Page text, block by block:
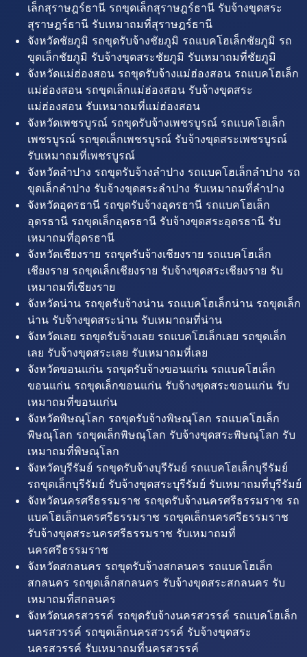
เล็กสุราษฎร์ธานี รถขุดเล็กสุราษฎร์ธานี รับจ้างขุดสระ
สุราษฎร์ธานี รับเหมาถมที่สุราษฎร์ธานี
จังหวัดชัยภูมิ รถขุดรับจ้างชัยภูมิ รถแบคโฮเล็กชัยภูมิ รถ
ขุดเล็กชัยภูมิ รับจ้างขุดสระชัยภูมิ รับเหมาถมที่ชัยภูมิ
จังหวัดแม่ฮ่องสอน รถขุดรับจ้างแม่ฮ่องสอน รถแบคโฮเล็ก
แม่ฮ่องสอน รถขุดเล็กแม่ฮ่องสอน รับจ้างขุดสระ
แม่ฮ่องสอน รับเหมาถมที่แม่ฮ่องสอน
จังหวัดเพชรบูรณ์ รถขุดรับจ้างเพชรบูรณ์ รถแบคโฮเล็ก
เพชรบูรณ์ รถขุดเล็กเพชรบูรณ์ รับจ้างขุดสระเพชรบูรณ์
รับเหมาถมที่เพชรบูรณ์
จังหวัดลำปาง รถขุดรับจ้างลำปาง รถแบคโฮเล็กลำปาง รถ
ขุดเล็กลำปาง รับจ้างขุดสระลำปาง รับเหมาถมที่ลำปาง
จังหวัดอุดรธานี รถขุดรับจ้างอุดรธานี รถแบคโฮเล็ก
อุดรธานี รถขุดเล็กอุดรธานี รับจ้างขุดสระอุดรธานี รับ
เหมาถมที่อุดรธานี
จังหวัดเชียงราย รถขุดรับจ้างเชียงราย รถแบคโฮเล็ก
เชียงราย รถขุดเล็กเชียงราย รับจ้างขุดสระเชียงราย รับ
เหมาถมที่เชียงราย
จังหวัดน่าน รถขุดรับจ้างน่าน รถแบคโฮเล็กน่าน รถขุดเล็ก
น่าน รับจ้างขุดสระน่าน รับเหมาถมที่น่าน
จังหวัดเลย รถขุดรับจ้างเลย รถแบคโฮเล็กเลย รถขุดเล็ก
เลย รับจ้างขุดสระเลย รับเหมาถมที่เลย
จังหวัดขอนแก่น รถขุดรับจ้างขอนแก่น รถแบคโฮเล็ก
ขอนแก่น รถขุดเล็กขอนแก่น รับจ้างขุดสระขอนแก่น รับ
เหมาถมที่ขอนแก่น
จังหวัดพิษณุโลก รถขุดรับจ้างพิษณุโลก รถแบคโฮเล็ก
พิษณุโลก รถขุดเล็กพิษณุโลก รับจ้างขุดสระพิษณุโลก รับ
เหมาถมที่พิษณุโลก
จังหวัดบุรีรัมย์ รถขุดรับจ้างบุรีรัมย์ รถแบคโฮเล็กบุรีรัมย์
รถขุดเล็กบุรีรัมย์ รับจ้างขุดสระบุรีรัมย์ รับเหมาถมที่บุรีรัมย์
จังหวัดนครศรีธรรมราช รถขุดรับจ้างนครศรีธรรมราช รถ
แบคโฮเล็กนครศรีธรรมราช รถขุดเล็กนครศรีธรรมราช
รับจ้างขุดสระนครศรีธรรมราช รับเหมาถมที่
นครศรีธรรมราช
จังหวัดสกลนคร รถขุดรับจ้างสกลนคร รถแบคโฮเล็ก
สกลนคร รถขุดเล็กสกลนคร รับจ้างขุดสระสกลนคร รับ
เหมาถมที่สกลนคร
จังหวัดนครสวรรค์ รถขุดรับจ้างนครสวรรค์ รถแบคโฮเล็ก
นครสวรรค์ รถขุดเล็กนครสวรรค์ รับจ้างขุดสระ
นครสวรรค์ รับเหมาถมที่นครสวรรค์